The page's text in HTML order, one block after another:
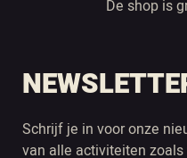
De shop is
Schrijf je in voor onze
van alle activiteiten